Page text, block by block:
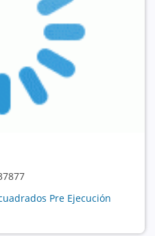
Pre Ejecución